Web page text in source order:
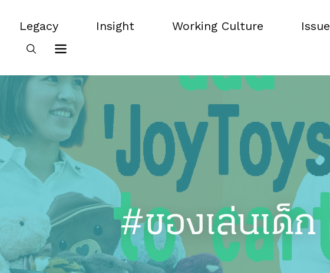
Legacy
Legacy
Insight
Working Culture
Issue
#ของเล่นเด็ก